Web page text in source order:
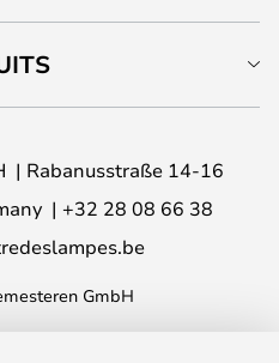
Rabanusstraße 14-16
+32 28 08 66 38
GmbH